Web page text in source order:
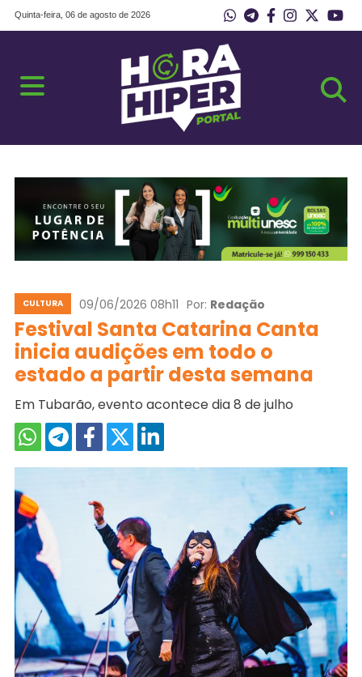
Quinta-feira, 06 de agosto de 2026
CULTURA 09/06/2026 08h11 Por: Redação
Festival Santa Catarina Canta
inicia audições em todo o
estado a partir desta semana
Em Tubarão, evento acontece dia 8 de julho